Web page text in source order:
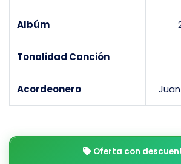
Albúm
Tonalidad Canción
Acordeonero
Oferta con